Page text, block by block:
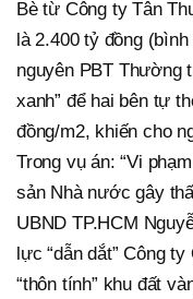
Bè từ Công ty Tân
là 2.400 tỷ đồng
nguyên PBT Thường
xanh” để hai bên tự
đồng/m2, khiến cho
Trong vụ án: “Vi
sản Nhà nước gây
UBND TP.HCM
lực “dẫn dắt” Công
“thôn tính” khu đất